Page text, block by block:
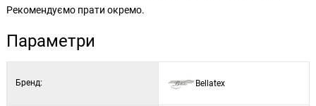
Рекомендуємо прати окремо.
Параметри
Бренд: Bellatex